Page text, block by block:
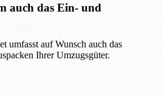
auch das Ein- und
umfasst auf Wunsch auch das
Ihrer Umzugsgüter.